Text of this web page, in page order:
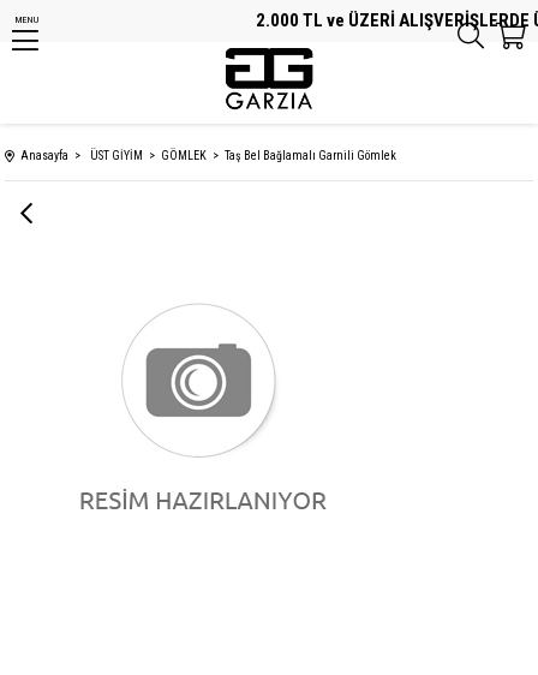
2.000 TL ve ÜZERİ ALIŞVERİŞLERDE
MENU
Anasayfa ÜST GİYİM GÖMLEK Taş Bel Bağlamalı Garnili Gömlek